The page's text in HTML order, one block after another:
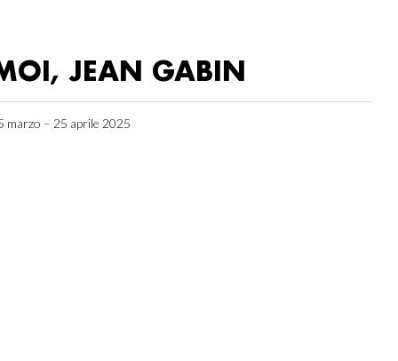
JEAN GABIN
marzo – 25 aprile 2025